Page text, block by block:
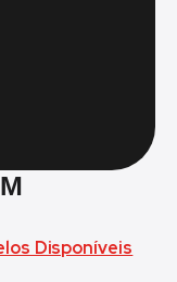
Disponíveis